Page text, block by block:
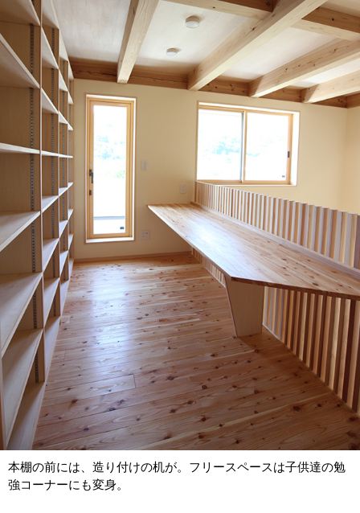
本棚の前には、造り付けの机が。フリースペースは子供達の勉
強コーナーにも変身。